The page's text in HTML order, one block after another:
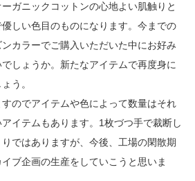
ガニックコットンの心地よい肌触りと
しい色目のものになります。今までの
カラーでご購入いただいた中にお好み
しょうか。新たなアイテムで再度身に
う。
のでアイテムや色によって数量はそれ
イテムもあります。1枚づつ手で裁断し
ではありますが、今後、工場の閑散期
ブ企画の生産をしていこうと思いま